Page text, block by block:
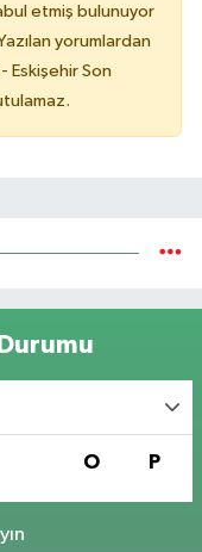
etmiş bulunuyor
yorumlardan
Eskişehir Son
O P